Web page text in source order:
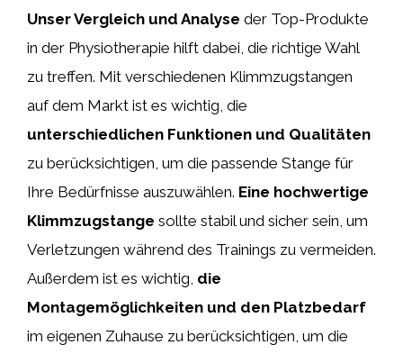
Unser Vergleich und Analyse der Top-Produkte
in der Physiotherapie hilft dabei, die richtige Wahl
zu treffen. Mit verschiedenen Klimmzugstangen
auf dem Markt ist es wichtig, die
unterschiedlichen Funktionen und Qualitäten
zu berücksichtigen, um die passende Stange für
Ihre Bedürfnisse auszuwählen. Eine hochwertige
Klimmzugstange sollte stabil und sicher sein, um
Verletzungen während des Trainings zu vermeiden.
Außerdem ist es wichtig, die
Montagemöglichkeiten und den Platzbedarf
im eigenen Zuhause zu berücksichtigen, um die